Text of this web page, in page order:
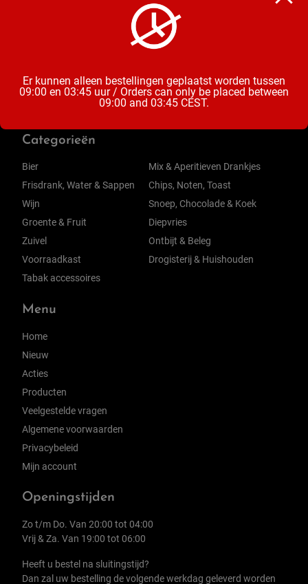
Categorieën
Bier
Frisdrank, Water & Sappen
Wijn
Groente & Fruit
Zuivel
Voorraadkast
Tabak accessoires
Mix & Aperitieven Drankjes
Chips, Noten, Toast
Snoep, Chocolade & Koek
Diepvries
Ontbijt & Beleg
Drogisterij & Huishouden
Menu
Home
Nieuw
Acties
Producten
Veelgestelde vragen
Algemene voorwaarden
Privacybeleid
Mijn account
Openingstijden
Zo t/m Do. Van 20:00 tot 04:00
Vrij & Za. Van 19:00 tot 06:00
Heeft u bestel na sluitingstijd?
Dan zal uw bestelling de volgende werkdag geleverd worden
Er kunnen alleen bestellingen geplaatst worden tussen
09:00 en 03:45 uur / Orders can only be placed between
09:00 and 03:45 CEST.